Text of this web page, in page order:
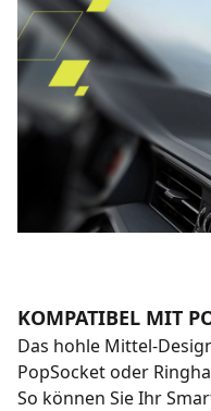
KOMPATIBEL MIT
Das hohle Mittel-
PopSocket oder
So können Sie Ihr